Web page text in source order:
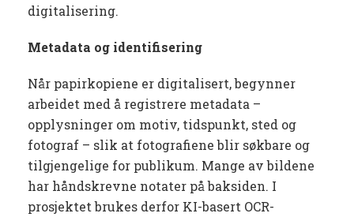
digitalisering.
Metadata og identifisering
Når papirkopiene er digitalisert, begynner
arbeidet med å registrere metadata –
opplysninger om motiv, tidspunkt, sted og
fotograf – slik at fotografiene blir søkbare og
tilgjengelige for publikum. Mange av bildene
har håndskrevne notater på baksiden. I
prosjektet brukes derfor KI-basert OCR-